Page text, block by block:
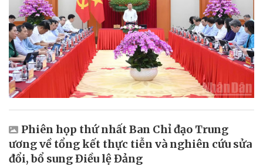
Phiên họp thứ nhất Ban Chỉ đạo Trung
ương về tổng kết thực tiễn và nghiên cứu sửa
đổi, bổ sung Điều lệ Đảng